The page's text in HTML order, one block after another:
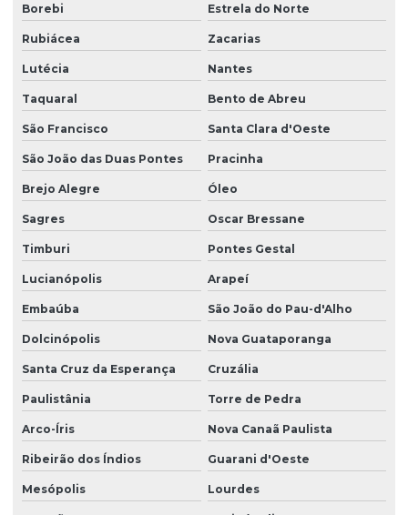
Borebi Estrela do Norte
Rubiácea Zacarias
Lutécia Nantes
Taquaral Bento de Abreu
São Francisco Santa Clara d'Oeste
São João das Duas Pontes Pracinha
Brejo Alegre Óleo
Sagres Oscar Bressane
Timburi Pontes Gestal
Lucianópolis Arapeí
Embaúba São João do Pau-d'Alho
Dolcinópolis Nova Guataporanga
Santa Cruz da Esperança Cruzália
Paulistânia Torre de Pedra
Arco-Íris Nova Canaã Paulista
Ribeirão dos Índios Guarani d'Oeste
Mesópolis Lourdes